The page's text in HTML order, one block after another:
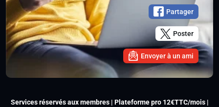
Partager
Poster
Envoyer à un ami
Services réservés aux membres | Plateforme pro 12€TTC/mois |